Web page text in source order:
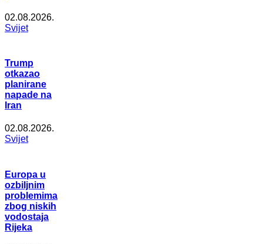
02.08.2026.
Svijet
Trump
otkazao
planirane
napade na
Iran
02.08.2026.
Svijet
Europa u
ozbiljnim
problemima
zbog niskih
vodostaja
Rijeka